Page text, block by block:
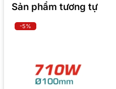
Sản phẩm tương tự
-5%